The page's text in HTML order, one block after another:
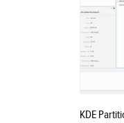
KDE